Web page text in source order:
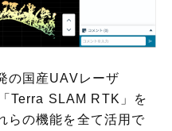
の国産UAVレーザ
Terra SLAM RTK」を
らの機能を全て活用で